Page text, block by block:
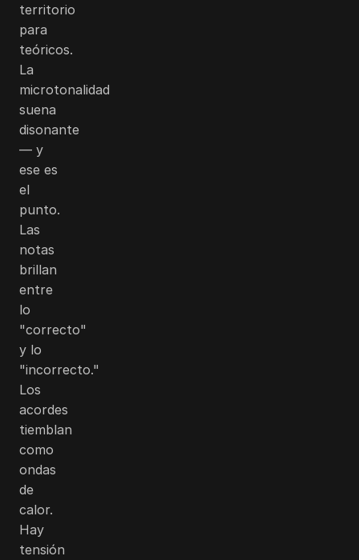
territorio
para
teóricos.
La
microtonalidad
suena
disonante
— y
ese es
el
punto.
Las
notas
brillan
entre
lo
"correcto"
y lo
"incorrecto."
Los
acordes
tiemblan
como
ondas
de
calor.
Hay
tensión